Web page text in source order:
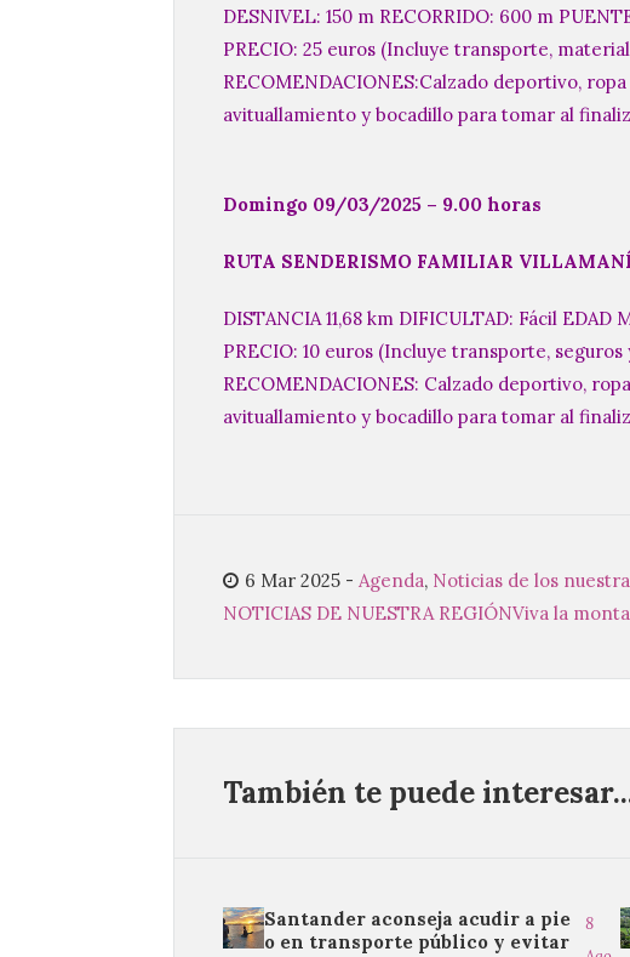
DESNIVEL: 150 m RECORRIDO: 600 m
PRECIO: 25 euros (Incluye transporte,
RECOMENDACIONES:Calzado deportivo,
avituallamiento y bocadillo para tomar al
Domingo 09/03/2025 – 9.00 horas
RUTA SENDERISMO FAMILIAR
DISTANCIA 11,68 km DIFICULTAD: Fácil EDAD
PRECIO: 10 euros (Incluye transporte,
RECOMENDACIONES: Calzado deportivo,
avituallamiento y bocadillo para tomar al
6 Mar 2025 - Agenda, Noticias de los
NOTICIAS DE NUESTRA REGIÓNViva la
También te puede
Santander aconseja acudir a pie
o en transporte público y evitar
8